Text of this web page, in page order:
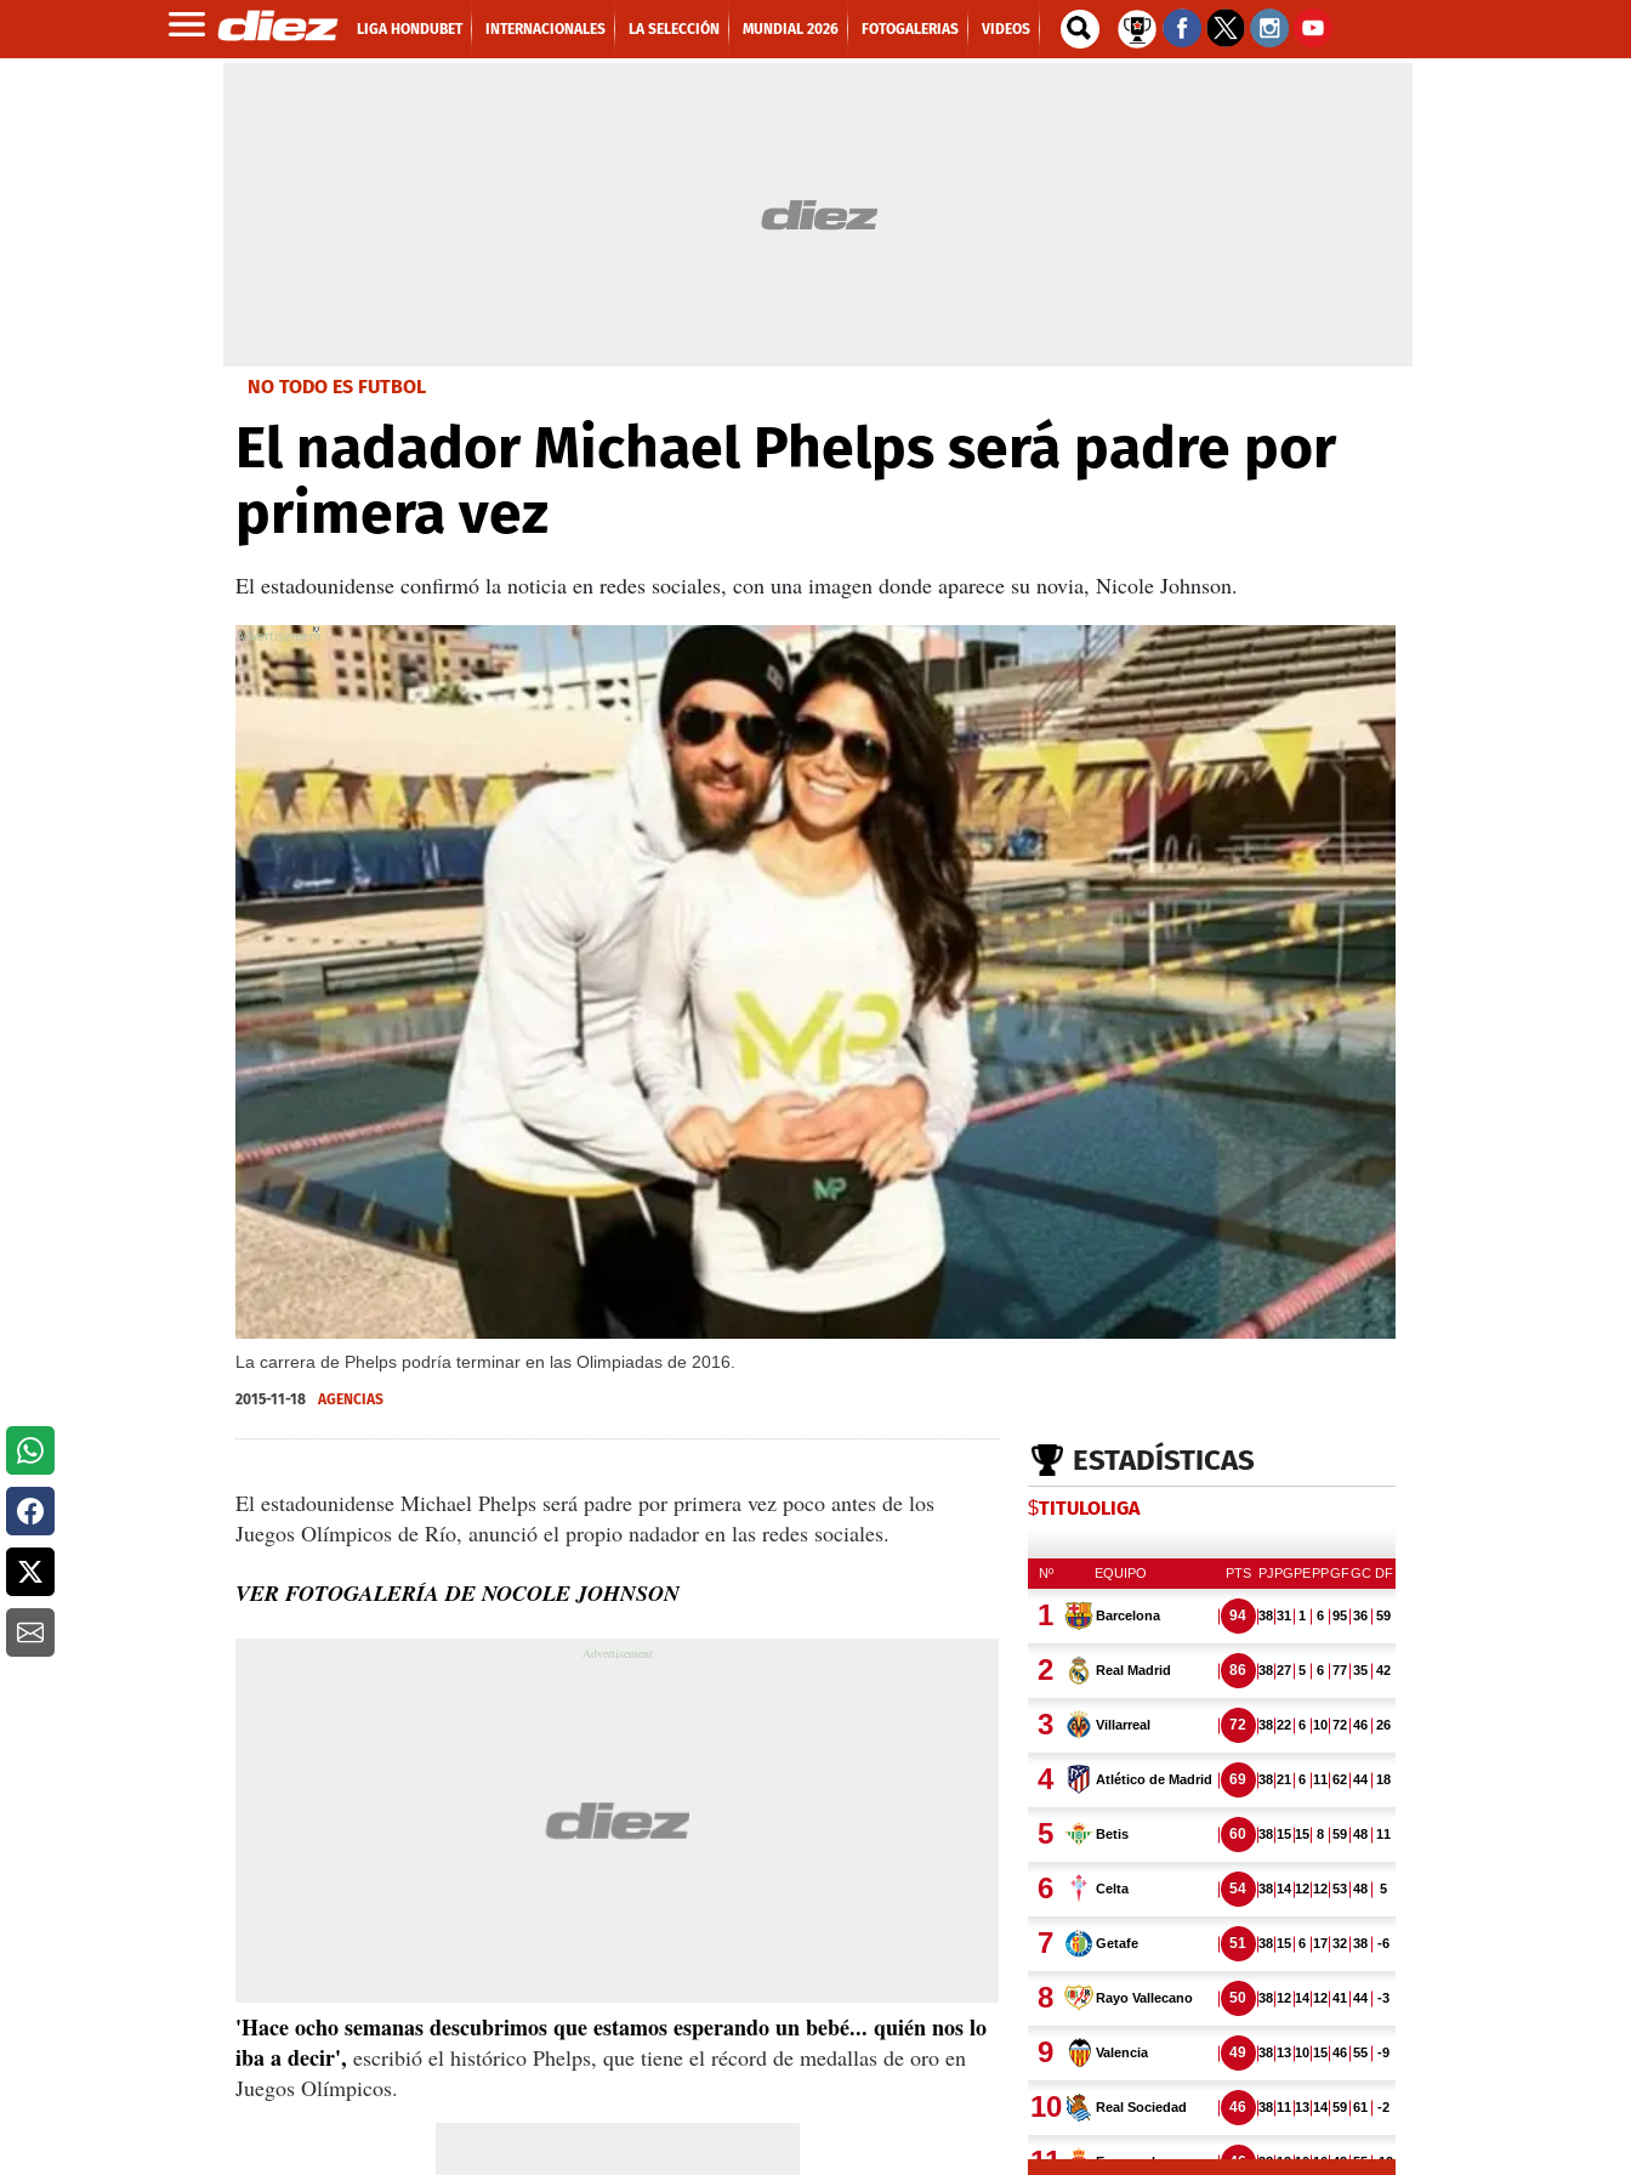
LIGA HONDUBET INTERNACIONALES LA SELECCIÓN MUNDIAL 2026 FOTOGALERIAS VIDEOS
NO TODO ES FUTBOL
El nadador Michael Phelps será padre por
primera vez
El estadounidense confirmó la noticia en redes sociales, con una imagen donde aparece su novia, Nicole Johnson.
La carrera de Phelps podría terminar en las Olimpiadas de 2016.
X
2015-11-18 AGENCIAS
El estadounidense Michael Phelps será padre por primera vez poco antes de los
Juegos Olímpicos de Río, anunció el propio nadador en las redes sociales.
VER FOTOGALERÍA DE NOCOLE JOHNSON
'Hace ocho semanas descubrimos que estamos esperando un bebé... quién nos lo
iba a decir', escribió el histórico Phelps, que tiene el récord de medallas de oro en
Juegos Olímpicos.
ESTADÍSTICAS
$TITULOLIGA